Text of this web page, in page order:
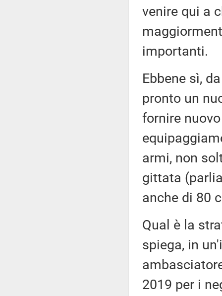
venire qui a
importanti.
Ebbene sì,
pronto un
fornire
armi, non
gittata
anche di 80
Qual è la
spiega, in
2019 per i